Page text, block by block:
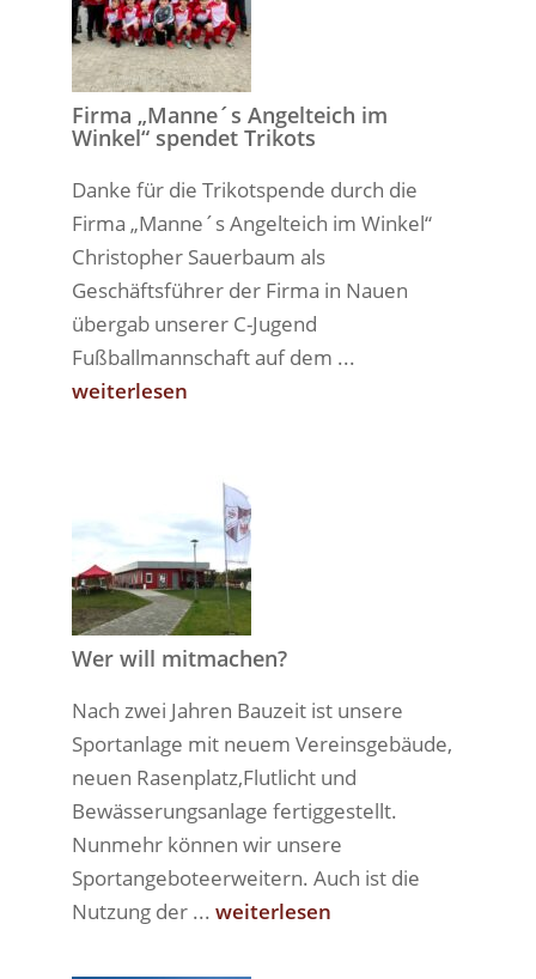
Firma „Manne´s Angelteich im
Winkel“ spendet Trikots
Danke für die Trikotspende durch die
Firma „Manne´s Angelteich im Winkel“
Christopher Sauerbaum als
Geschäftsführer der Firma in Nauen
übergab unserer C-Jugend
Fußballmannschaft auf dem ...
weiterlesen
Wer will mitmachen?
Nach zwei Jahren Bauzeit ist unsere
Sportanlage mit neuem Vereinsgebäude,
neuen Rasenplatz,Flutlicht und
Bewässerungsanlage fertiggestellt.
Nunmehr können wir unsere
Sportangeboteerweitern. Auch ist die
Nutzung der ... weiterlesen